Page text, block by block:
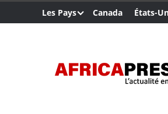
Les Pays Canada États-